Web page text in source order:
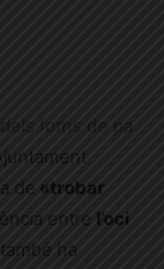
forns de pa
de «trobar
entre
l’oci
ha